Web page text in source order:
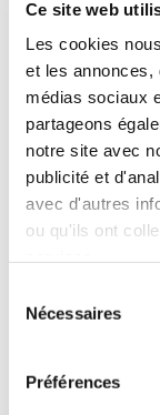
Ce site web
Les cookies
et les annonces,
médias sociaux
partageons
notre site avec
publicité et
avec d'autres
ou qu'ils ont
Nécessaires
Préférences
COR
(Cuidados para